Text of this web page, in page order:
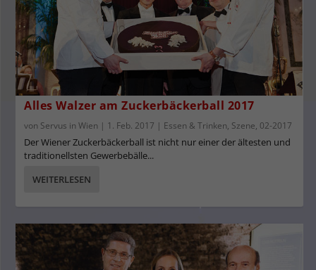
Alles Walzer am Zuckerbäckerball 2017
von Servus in Wien | 1. Feb. 2017 | Essen & Trinken, Szene, 02-2017
Der Wiener Zuckerbäckerball ist nicht nur einer der ältesten und
traditionellsten Gewerbebälle...
WEITERLESEN